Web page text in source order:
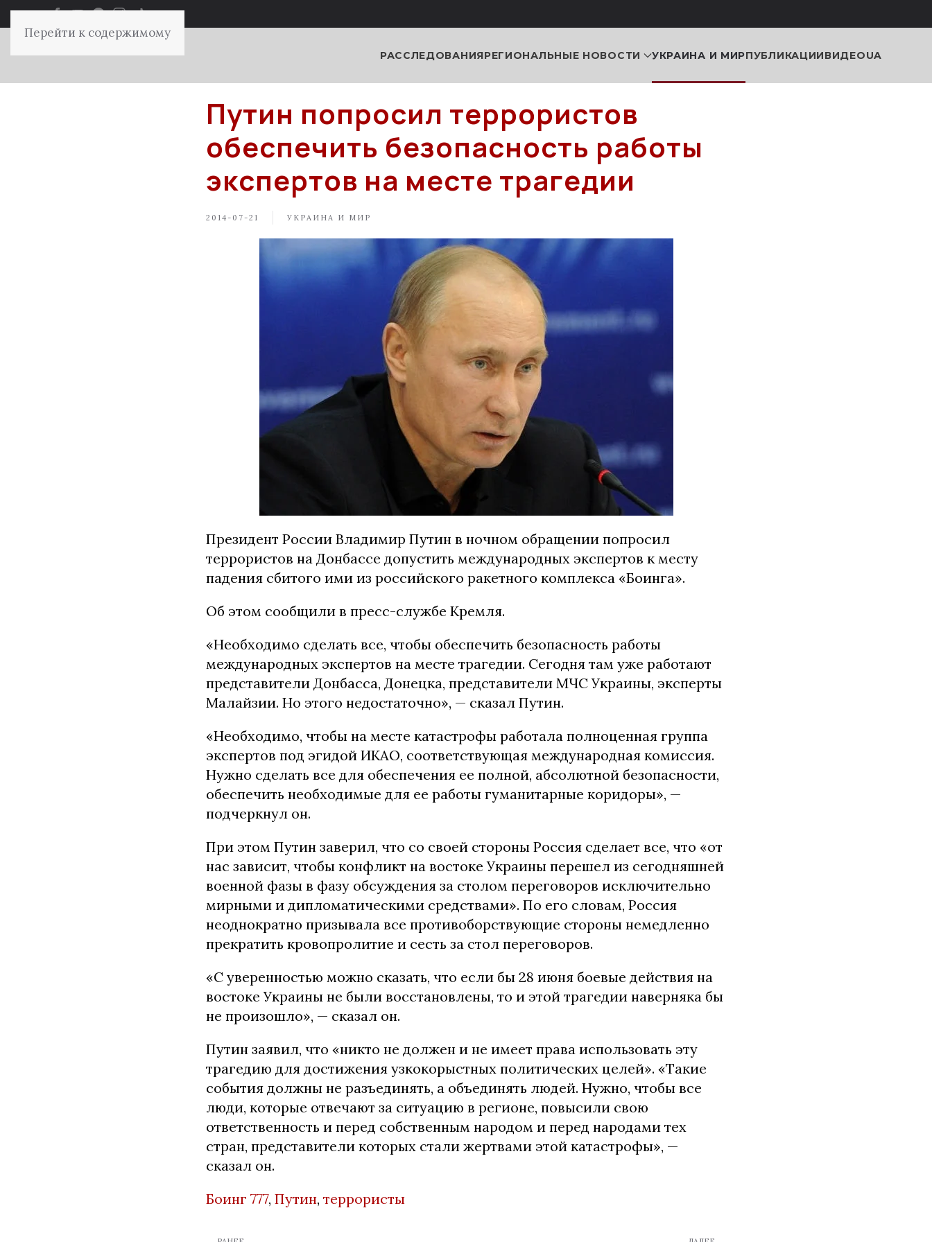
Перейти к содержимому
РАССЛЕДОВАНИЯРЕГИОНАЛЬНЫЕ НОВОСТИ УКРАИНА И МИРПУБЛИКАЦИИВИДЕОUA
Путин попросил террористов
обеспечить безопасность работы
экспертов на месте трагедии
2014-07-21 УКРАИНА И МИР
Президент России Владимир Путин в ночном обращении попросил
террористов на Донбассе допустить международных экспертов к месту
падения сбитого ими из российского ракетного комплекса «Боинга».
Об этом сообщили в пресс-службе Кремля.
«Необходимо сделать все, чтобы обеспечить безопасность работы
международных экспертов на месте трагедии. Сегодня там уже работают
представители Донбасса, Донецка, представители МЧС Украины, эксперты
Малайзии. Но этого недостаточно», — сказал Путин.
«Необходимо, чтобы на месте катастрофы работала полноценная группа
экспертов под эгидой ИКАО, соответствующая международная комиссия.
Нужно сделать все для обеспечения ее полной, абсолютной безопасности,
обеспечить необходимые для ее работы гуманитарные коридоры», —
подчеркнул он.
При этом Путин заверил, что со своей стороны Россия сделает все, что «от
нас зависит, чтобы конфликт на востоке Украины перешел из сегодняшней
военной фазы в фазу обсуждения за столом переговоров исключительно
мирными и дипломатическими средствами». По его словам, Россия
неоднократно призывала все противоборствующие стороны немедленно
прекратить кровопролитие и сесть за стол переговоров.
«С уверенностью можно сказать, что если бы 28 июня боевые действия на
востоке Украины не были восстановлены, то и этой трагедии наверняка бы
не произошло», — сказал он.
Путин заявил, что «никто не должен и не имеет права использовать эту
трагедию для достижения узкокорыстных политических целей». «Такие
события должны не разъединять, а объединять людей. Нужно, чтобы все
люди, которые отвечают за ситуацию в регионе, повысили свою
ответственность и перед собственным народом и перед народами тех
стран, представители которых стали жертвами этой катастрофы», —
сказал он.
Боинг 777, Путин, террористы